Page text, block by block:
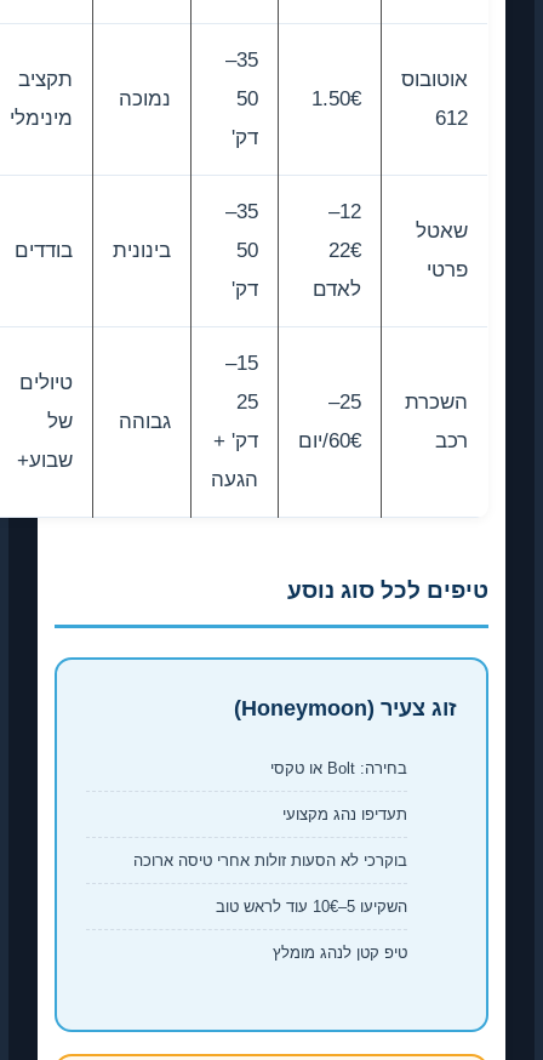
אוטובוס
612
1.50€
35–
50
דק'
נמוכה
תקציב
מינימלי
שאטל
פרטי
12–
22€
לאדם
35–
50
דק'
בינונית בודדים
השכרת
רכב
25–
60€/יום
15–
25
דק' +
הגעה
גבוהה
טיולים
של
שבוע+
טיפים לכל סוג נוסע
זוג צעיר (Honeymoon)
בחירה: Bolt או טקסי
תעדיפו נהג מקצועי
בוקרכי לא הסעות זולות אחרי טיסה ארוכה
השקיעו 5–10€ עוד לראש טוב
טיפ קטן לנהג מומלץ